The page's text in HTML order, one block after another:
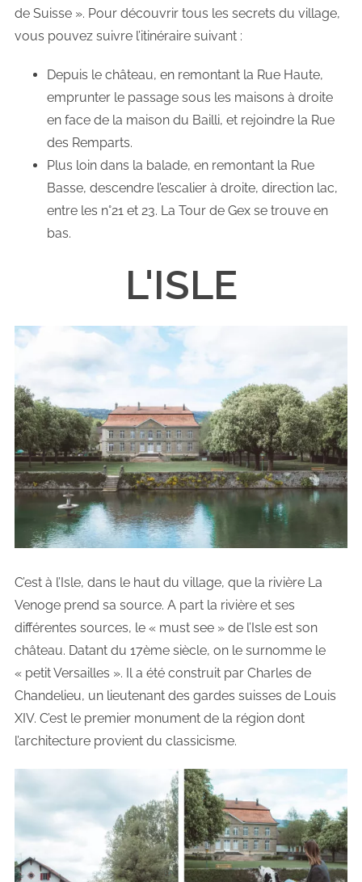
de Suisse ». Pour découvrir tous les secrets du village,
vous pouvez suivre l’itinéraire suivant :
Depuis le château, en remontant la Rue Haute,
emprunter le passage sous les maisons à droite
en face de la maison du Bailli, et rejoindre la Rue
des Remparts.
Plus loin dans la balade, en remontant la Rue
Basse, descendre l’escalier à droite, direction lac,
entre les n°21 et 23. La Tour de Gex se trouve en
bas.
L'ISLE
C’est à l’Isle, dans le haut du village, que la rivière La
Venoge prend sa source. A part la rivière et ses
différentes sources, le « must see » de l’Isle est son
château. Datant du 17ème siècle, on le surnomme le
« petit Versailles ». Il a été construit par Charles de
Chandelieu, un lieutenant des gardes suisses de Louis
XIV. C’est le premier monument de la région dont
l’architecture provient du classicisme.